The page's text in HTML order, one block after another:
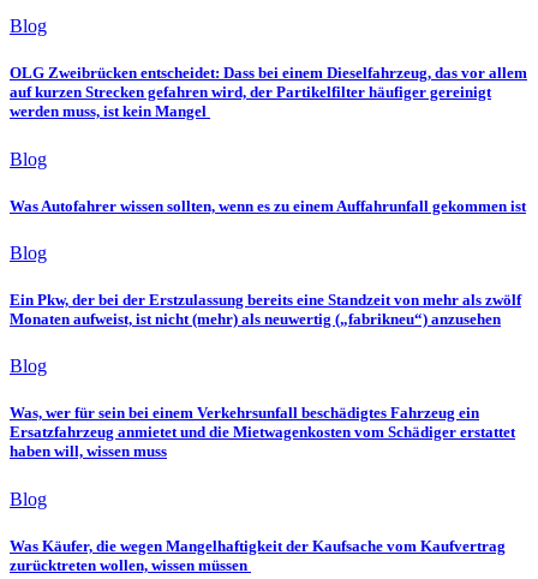
Blog
OLG Zweibrücken entscheidet: Dass bei einem Dieselfahrzeug, das vor allem
auf kurzen Strecken gefahren wird, der Partikelfilter häufiger gereinigt
werden muss, ist kein Mangel
Blog
Was Autofahrer wissen sollten, wenn es zu einem Auffahrunfall gekommen ist
Blog
Ein Pkw, der bei der Erstzulassung bereits eine Standzeit von mehr als zwölf
Monaten aufweist, ist nicht (mehr) als neuwertig („fabrikneu“) anzusehen
Blog
Was, wer für sein bei einem Verkehrsunfall beschädigtes Fahrzeug ein
Ersatzfahrzeug anmietet und die Mietwagenkosten vom Schädiger erstattet
haben will, wissen muss
Blog
Was Käufer, die wegen Mangelhaftigkeit der Kaufsache vom Kaufvertrag
zurücktreten wollen, wissen müssen